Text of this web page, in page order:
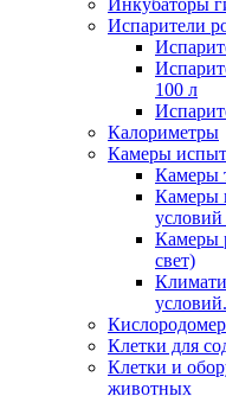
Инкубаторы
Испарители
100 л
Калориметры
Камеры
Камеры
Камеры
условий
Камеры
свет)
Клетки для
Клетки и
животных